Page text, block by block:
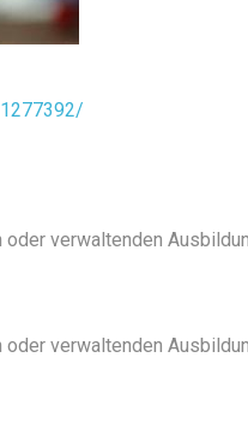
verwaltenden
verwaltenden